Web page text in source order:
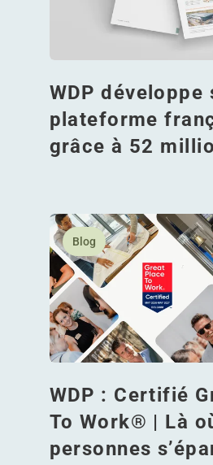
WDP développe
plateforme
grâce à 52
Blog
WDP : Certifié
To Work® | Là
personnes
En savoir plus WDP :